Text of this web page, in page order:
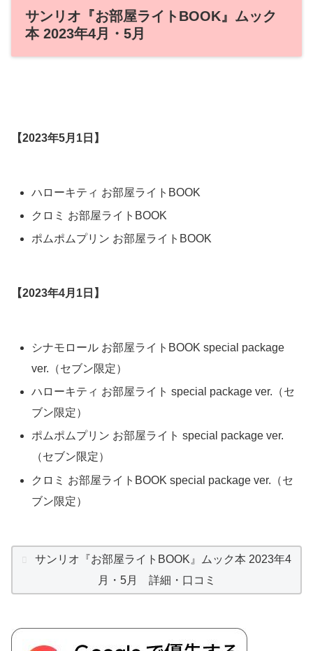
サンリオ『お部屋ライトBOOK』ムック
本 2023年4月・5月
【2023年5月1日】
ハローキティ お部屋ライトBOOK
クロミ お部屋ライトBOOK
ポムポムプリン お部屋ライトBOOK
【2023年4月1日】
シナモロール お部屋ライトBOOK special package
ver.（セブン限定）
ハローキティ お部屋ライト special package ver.（セ
ブン限定）
ポムポムプリン お部屋ライト special package ver.
（セブン限定）
クロミ お部屋ライトBOOK special package ver.（セ
ブン限定）
サンリオ『お部屋ライトBOOK』ムック本 2023年4
月・5月 詳細・口コミ